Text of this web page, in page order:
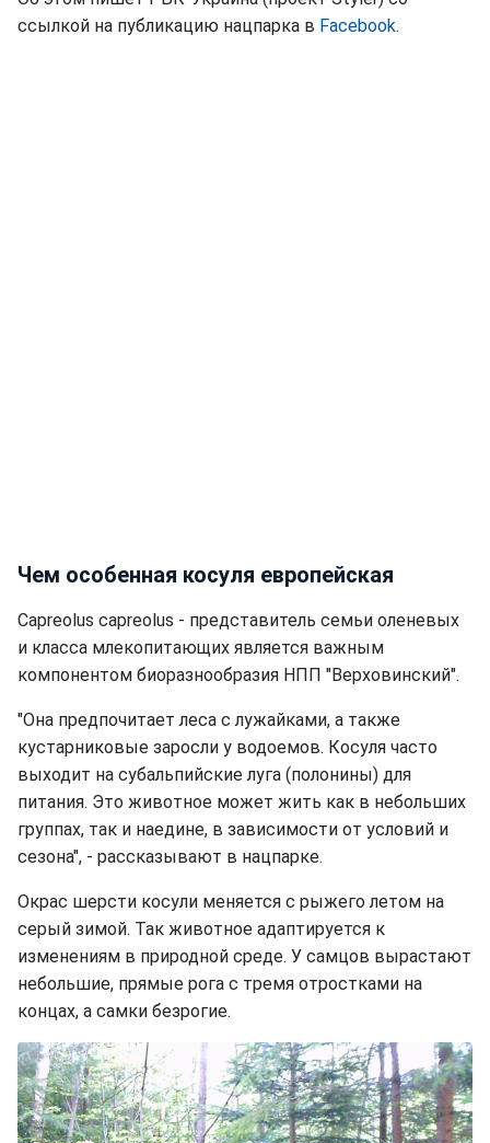
ссылкой на публикацию нацпарка в Facebook.
Чем особенная косуля европейская
Capreolus capreolus - представитель семьи оленевых
и класса млекопитающих является важным
компонентом биоразнообразия НПП "Верховинский".
"Она предпочитает леса с лужайками, а также
кустарниковые заросли у водоемов. Косуля часто
выходит на субальпийские луга (полонины) для
питания. Это животное может жить как в небольших
группах, так и наедине, в зависимости от условий и
сезона", - рассказывают в нацпарке.
Окрас шерсти косули меняется с рыжего летом на
серый зимой. Так животное адаптируется к
изменениям в природной среде. У самцов вырастают
небольшие, прямые рога с тремя отростками на
концах, а самки безрогие.